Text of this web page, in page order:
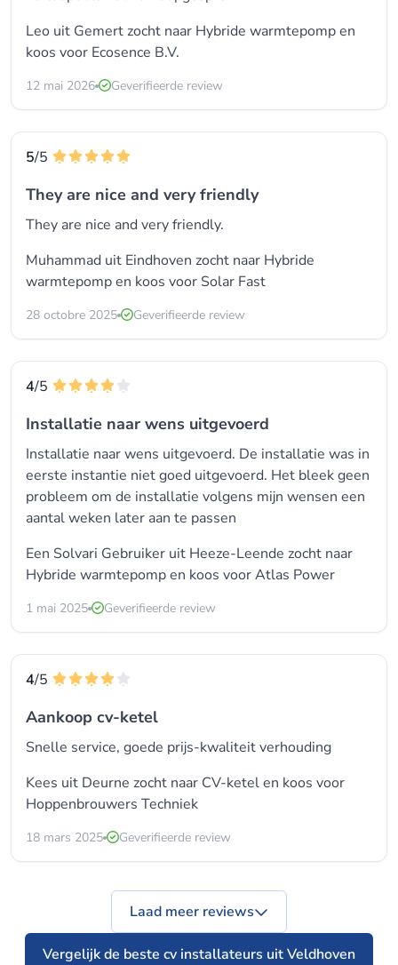
Leo uit Gemert zocht naar Hybride warmtepomp en
koos voor Ecosence B.V.
12 mai 2026 Geverifieerde review
5/5
They are nice and very friendly
They are nice and very friendly.
Muhammad uit Eindhoven zocht naar Hybride
warmtepomp en koos voor Solar Fast
28 octobre 2025 Geverifieerde review
4/5
Installatie naar wens uitgevoerd
Installatie naar wens uitgevoerd. De installatie was in
eerste instantie niet goed uitgevoerd. Het bleek geen
probleem om de installatie volgens mijn wensen een
aantal weken later aan te passen
Een Solvari Gebruiker uit Heeze-Leende zocht naar
Hybride warmtepomp en koos voorAtlas Power
1 mai 2025 Geverifieerde review
4/5
Aankoop cv-ketel
Snelle service, goede prijs-kwaliteit verhouding
Kees uit Deurne zocht naar CV-ketel en koos voor
Hoppenbrouwers Techniek
18 mars 2025 Geverifieerde review
Vergelijk de beste cv installateurs uit Veldhoven
Laad meer reviews